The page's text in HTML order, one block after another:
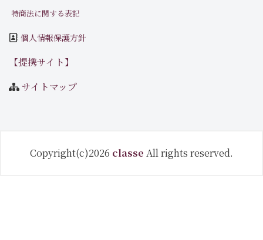
特商法に関する表記
個人情報保護方針
【提携サイト】
サイトマップ
Copyright(c)2026 classe All rights reserved.